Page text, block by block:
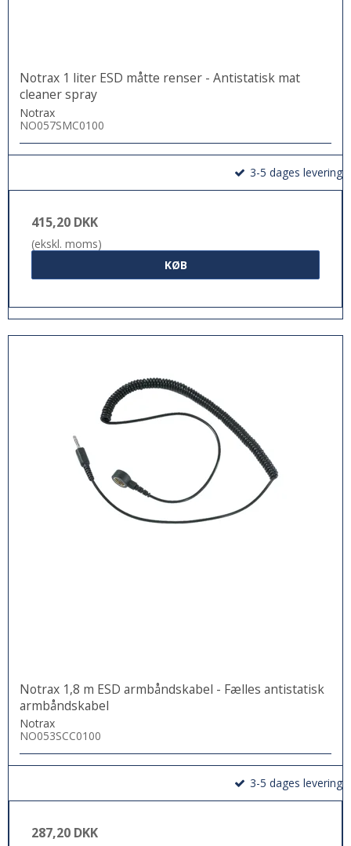
Notrax 1 liter ESD måtte renser - Antistatisk mat
cleaner spray
Notrax
NO057SMC0100
3-5 dages levering
415,20 DKK
(ekskl. moms)
KØB
Notrax 1,8 m ESD armbåndskabel - Fælles antistatisk
armbåndskabel
Notrax
NO053SCC0100
3-5 dages levering
287,20 DKK